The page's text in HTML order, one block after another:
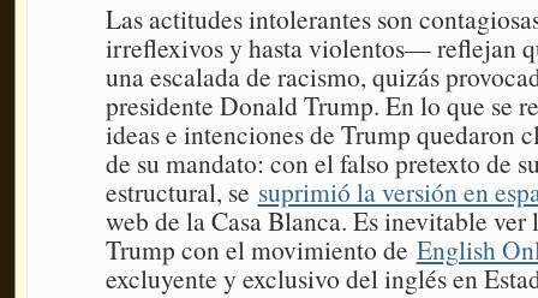
Las actitudes intolerantes son
irreflexivos y hasta violentos— reflejan
una escalada de racismo, quizás
presidente Donald Trump. En lo que se
ideas e intenciones de Trump quedaron
de su mandato: con el falso pretexto de
estructural, se suprimió la versión en
web de la Casa Blanca. Es inevitable
Trump con el movimiento de English
excluyente y exclusivo del inglés en